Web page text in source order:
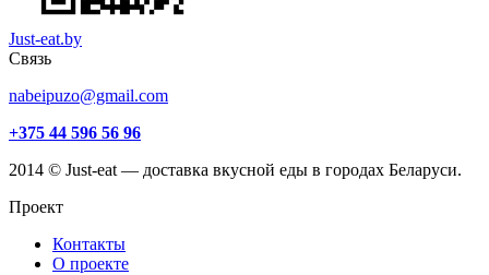
Just-eat.by
Связь
nabeipuzo@gmail.com
+375 44 596 56 96
2014 © Just-eat — доставка вкусной еды в городах Беларуси.
Проект
Контакты
О проекте